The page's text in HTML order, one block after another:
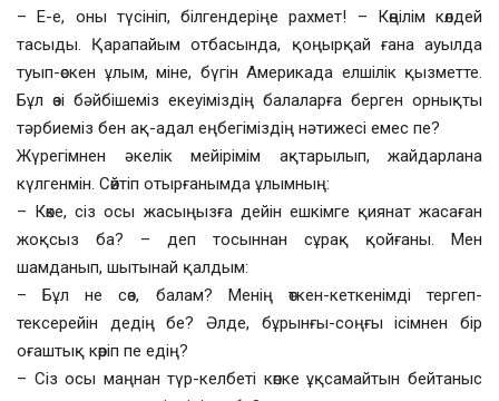
– Е-е, оны түсініп, білгендеріңе рахмет! – Көңілім көлдей
тасыды. Қарапайым отбасында, қоңырқай ғана ауылда
туып-өскен ұлым, міне, бүгін Америкада елшілік қызметте.
Бұл өзі бәйбішеміз екеуіміздің балаларға берген орнықты
тәрбиеміз бен ақ-адал еңбегіміздің нәтижесі емес пе?
Жүрегімнен әкелік мейірімім ақтарылып, жайдарлана
күлгенмін. Сөйтіп отырғанымда ұлымның:
– Көке, сіз осы жасыңызға дейін ешкімге қиянат жасаған
жоқсыз ба? – деп тосыннан сұрақ қойғаны. Мен
шамданып, шытынай қалдым:
– Бұл не сөз, балам? Менің өткен-кеткенімді тергеп-
тексерейін дедің бе? Әлде, бұрынғы-соңғы ісімнен бір
оғаштық көріп пе едің?
– Сіз осы маңнан түр-келбеті көпке ұқсамайтын бейтаныс